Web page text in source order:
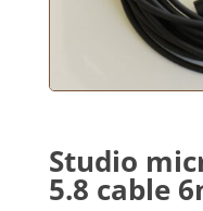
Studio
5.8 cable